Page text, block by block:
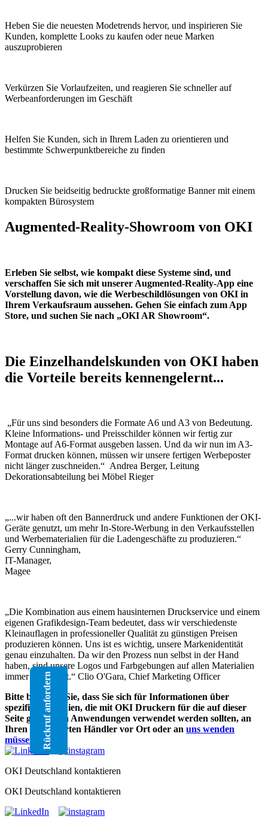
Heben Sie die neuesten Modetrends hervor, und inspirieren Sie
Kunden, komplette Looks zu kaufen oder neue Marken
auszuprobieren
Verkürzen Sie Vorlaufzeiten, und reagieren Sie schneller auf
Werbeanforderungen im Geschäft
Helfen Sie Kunden, sich in Ihrem Laden zu orientieren und
bestimmte Schwerpunktbereiche zu finden
Drucken Sie beidseitig bedruckte großformatige Banner mit einem
kompakten Bürosystem
Augmented-Reality-Showroom von OKI
Erleben Sie selbst, wie kompakt diese Systeme sind, und
verschaffen Sie sich mit unserer Augmented-Reality-App eine
Vorstellung davon, wie die Werbeschildlösungen von OKI in
Ihrem Verkaufsraum aussehen. Gehen Sie einfach zum App
Store, und suchen Sie nach „OKI AR Showroom“.
Die Einzelhandelskunden von OKI haben
die Vorteile bereits kennengelernt...
„Für uns sind besonders die Formate A6 und A3 von Bedeutung.
Kleine Informations- und Preisschilder können wir fertig zur
Montage auf A6-Format ausgeben lassen. Und da wir nun im A3-
Format drucken können, müssen wir unsere fertigen Werbeposter
nicht länger zuschneiden.“ Andrea Berger, Leitung
Dekorationsabteilung bei Möbel Rieger
„...wir haben oft den Bannerdruck und andere Funktionen der OKI-
Geräte genutzt, um mehr In-Store-Werbung in den Verkaufsstellen
und Werbematerialien für die Ladengeschäfte zu produzieren.“
Gerry Cunningham,
IT-Manager,
Magee
„Die Kombination aus einem hausinternen Druckservice und einem
eigenen Grafikdesign-Team bedeutet, dass wir verschiedenste
Kleinauflagen in professioneller Qualität zu günstigen Preisen
produzieren können. Uns ist es wichtig, unsere Markenidentität
genau einzuhalten. Da wir den Prozess nun selbst in der Hand
haben, sind unsere Logos und Farbgebungen auf allen Materialien
immer konsistent.“ Clio O'Gara, Chief Marketing Officer
Rückruf anfordern
Bitte beachten Sie, dass Sie sich für Informationen über
spezifische Medien, die mit OKI Druckern für die auf dieser
Seite genannten Anwendungen verwendet werden sollten, an
Ihren autorisierten Händler vor Ort oder an uns wenden
müssen
OKI Deutschland kontaktieren
OKI Deutschland kontaktieren